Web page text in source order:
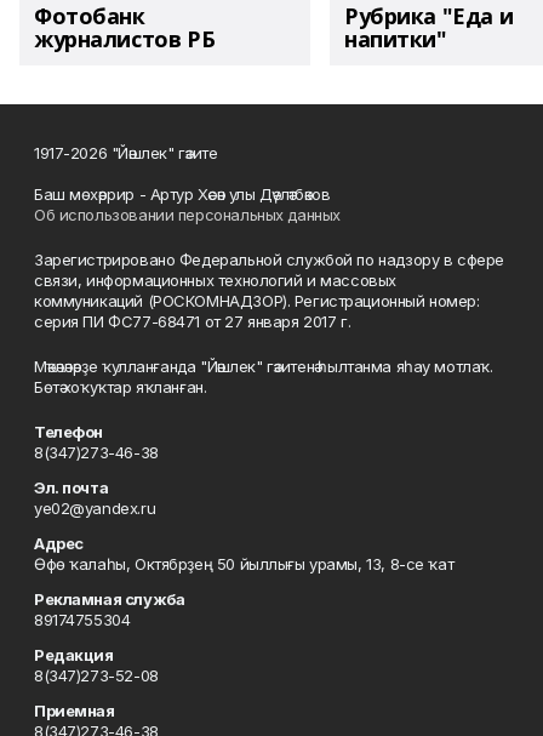
Фотобанк
журналистов РБ
Рубрика "Еда и
напитки"
1917-2026 "Йәшлек" гәзите
Баш мөхәррир - Артур Хәсән улы Дәүләтбәков
Об использовании персональных данных
Зарегистрировано Федеральной службой по надзору в сфере
связи, информационных технологий и массовых
коммуникаций (РОСКОМНАДЗОР). Регистрационный номер:
серия ПИ ФС77-68471 от 27 января 2017 г.
Мәҡәләләрҙе ҡулланғанда "Йәшлек" гәзитенә һылтанма яһау мотлаҡ.
Бөтә хоҡуҡтар яҡланған.
Телефон
8(347)273-46-38
Эл. почта
ye02@yandex.ru
Адрес
Өфө ҡалаһы, Октябрҙең 50 йыллығы урамы, 13, 8-се ҡат
Рекламная служба
89174755304
Редакция
8(347)273-52-08
Приемная
8(347)273-46-38